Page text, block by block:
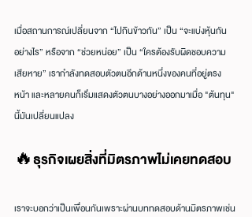
เมื่อสถานการณ์เปลี่ยนจาก “ไปกินข้าวกัน” เป็น “จะแบ่งหุ้นกัน
อย่างไร” หรือจาก “ช่วยหน่อย” เป็น “ใครต้องรับผิดชอบความ
เสียหาย” เรากำลังทดสอบตัวตนอีกด้านหนึ่งของคนที่อยู่ตรง
หน้า และหลายคนก็เริ่มแสดงตัวตนบางอย่างออกมาเมื่อ "ต้นทุน"
นี้มันเปลี่ยนแปลง
🔥ธุรกิจเผยสิ่งที่มิตรภาพไม่เคยทดสอบ
เราจะบอกว่าเป็นเพื่อนกันเพราะผ่านบททดสอบด้านมิตรภาพเช่น